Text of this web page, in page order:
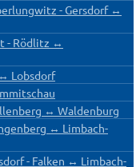
- Gersdorf ↔
- Rödlitz ↔
Lobsdorf
↔ Waldenburg
↔ Limbach-
- Falken ↔ Limbach-